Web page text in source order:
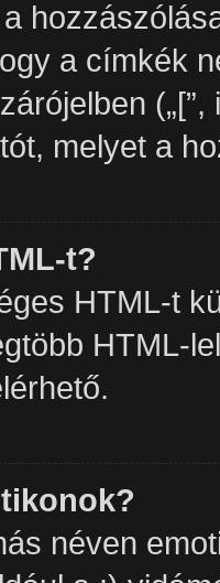
a címkék
melyet a
t?
HTML-t
HTML-
néven